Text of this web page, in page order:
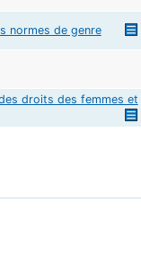
normes de genre
droits des femmes et